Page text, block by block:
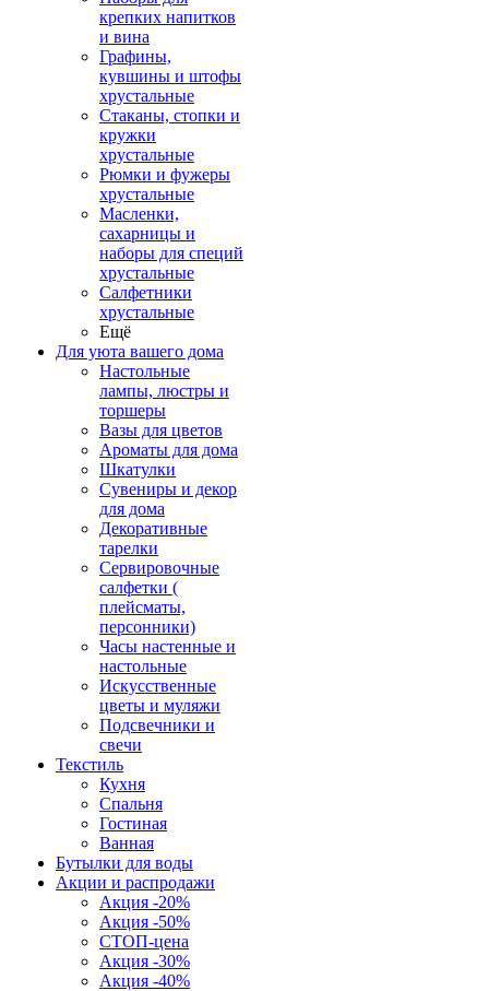
крепких напитков
и вина
Графины,
кувшины и штофы
хрустальные
Стаканы, стопки и
кружки
хрустальные
Рюмки и фужеры
хрустальные
Масленки,
сахарницы и
наборы для специй
хрустальные
Салфетники
хрустальные
Ещё
Для уюта вашего дома
Настольные
лампы, люстры и
торшеры
Вазы для цветов
Ароматы для дома
Шкатулки
Сувениры и декор
для дома
Декоративные
тарелки
Сервировочные
салфетки (
плейсматы,
персонники)
Часы настенные и
настольные
Искусственные
цветы и муляжи
Подсвечники и
свечи
Текстиль
Кухня
Спальня
Гостиная
Ванная
Бутылки для воды
Акции и распродажи
Акция -20%
Акция -50%
СТОП-цена
Акция -30%
Акция -40%